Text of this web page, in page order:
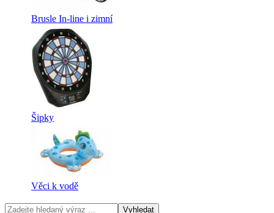
Brusle In-line i zimní
Šipky
Věci k vodě